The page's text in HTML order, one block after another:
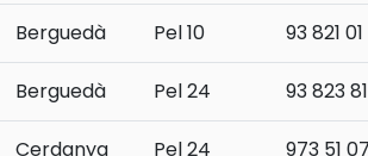
Berguedà Pel 10 93 821
Berguedà Pel 24 93 823
Cerdanya Pel 24 973 51